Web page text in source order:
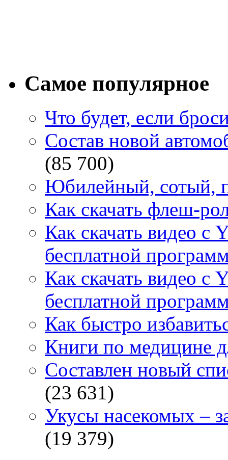
Самое популярное
Что будет, если
Состав новой
(85 700)
Юбилейный, сотый,
Как скачать флеш-
Как скачать видео с
бесплатной
Как скачать видео с
бесплатной
Как быстро
Книги по медицине
Составлен новый
(23 631)
Укусы насекомых –
(19 379)